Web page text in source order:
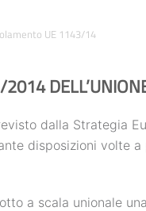
UE 1143/14
dalla Strategia
disposizioni volte
a scala unionale